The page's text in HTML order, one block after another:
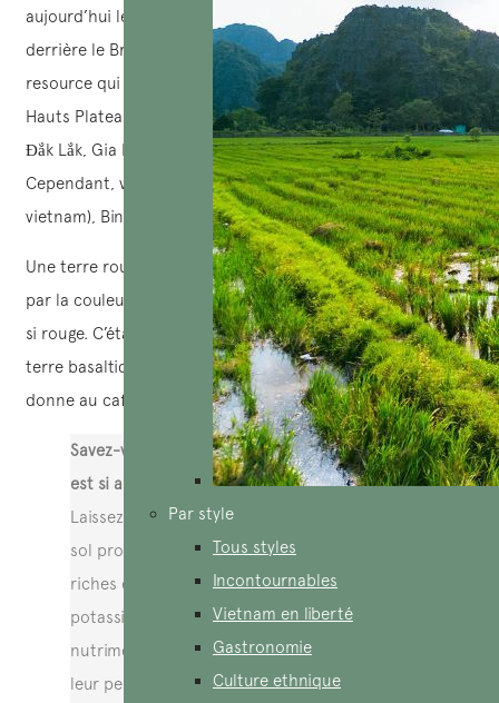
Par style
Tous styles
Incontournables
Vietnam en liberté
Gastronomie
Culture ethnique
aujourd’hui le deuxième exportateur mondial de café, juste
derrière le Brésil, et le premier pour le Robusta. Une
resource qui repose en grande partie sur la région des
Hauts Plateaux du Centre, notamment les provinces de
Đắk Lắk, Gia Lai, Lâm Đồng, Đắk Nông et Kon Tum.
Cependant, vous pouvez se trouver Son La (dans le nord
vietnam), Binh Phuoc,ou Quang Tri, ou ici – Dalat….
Une terre rouge, fertile et vivante. Les enfants, intriguées
par la couleur de la terre, ont demandé pourquoi elle était
si rouge. C’était l’occasion parfaite de partager de cette
terre basaltique si particulière, riche en minéraux, qui
donne au café vietnamien sa puissance et sa profondeur.
Savez-vous pourquoi la terre rouge basaltique
est si appréciée pour la culture du café ?
Laissez-moi vous confier un petit secret : ce
sol provient d’anciennes coulées volcaniques,
riches en minéraux essentiels comme le
potassium, le calcium et le magnésium. Des
nutriments parfaits pour nourrir les caféiers et
leur permettre de produire des grains riches en